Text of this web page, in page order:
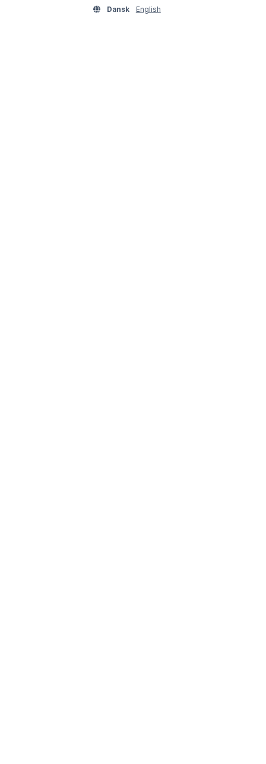
Dansk
English